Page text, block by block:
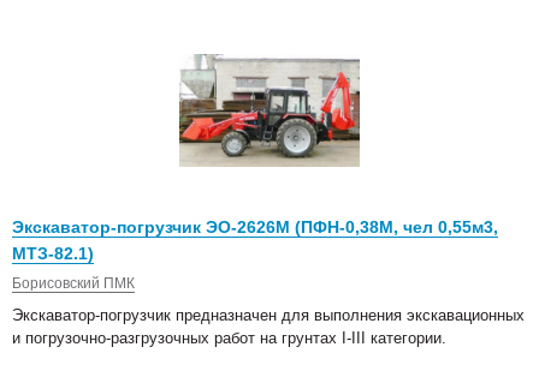
Экскаватор-погрузчик ЭО-2626М (ПФН-0,38М, чел 0,55м3,
МТЗ-82.1)
Борисовский ПМК
Экскаватор-погрузчик предназначен для выполнения экскавационных
и погрузочно-разгрузочных работ на грунтах I-III категории.